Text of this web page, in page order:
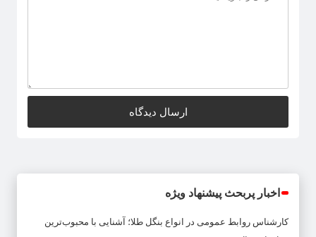
اخبار پربحث پیشنهاد ویژه
کارشناس روابط عمومی در
انواع بنگل طلا؛ آشنایی با محبوب‌ترین